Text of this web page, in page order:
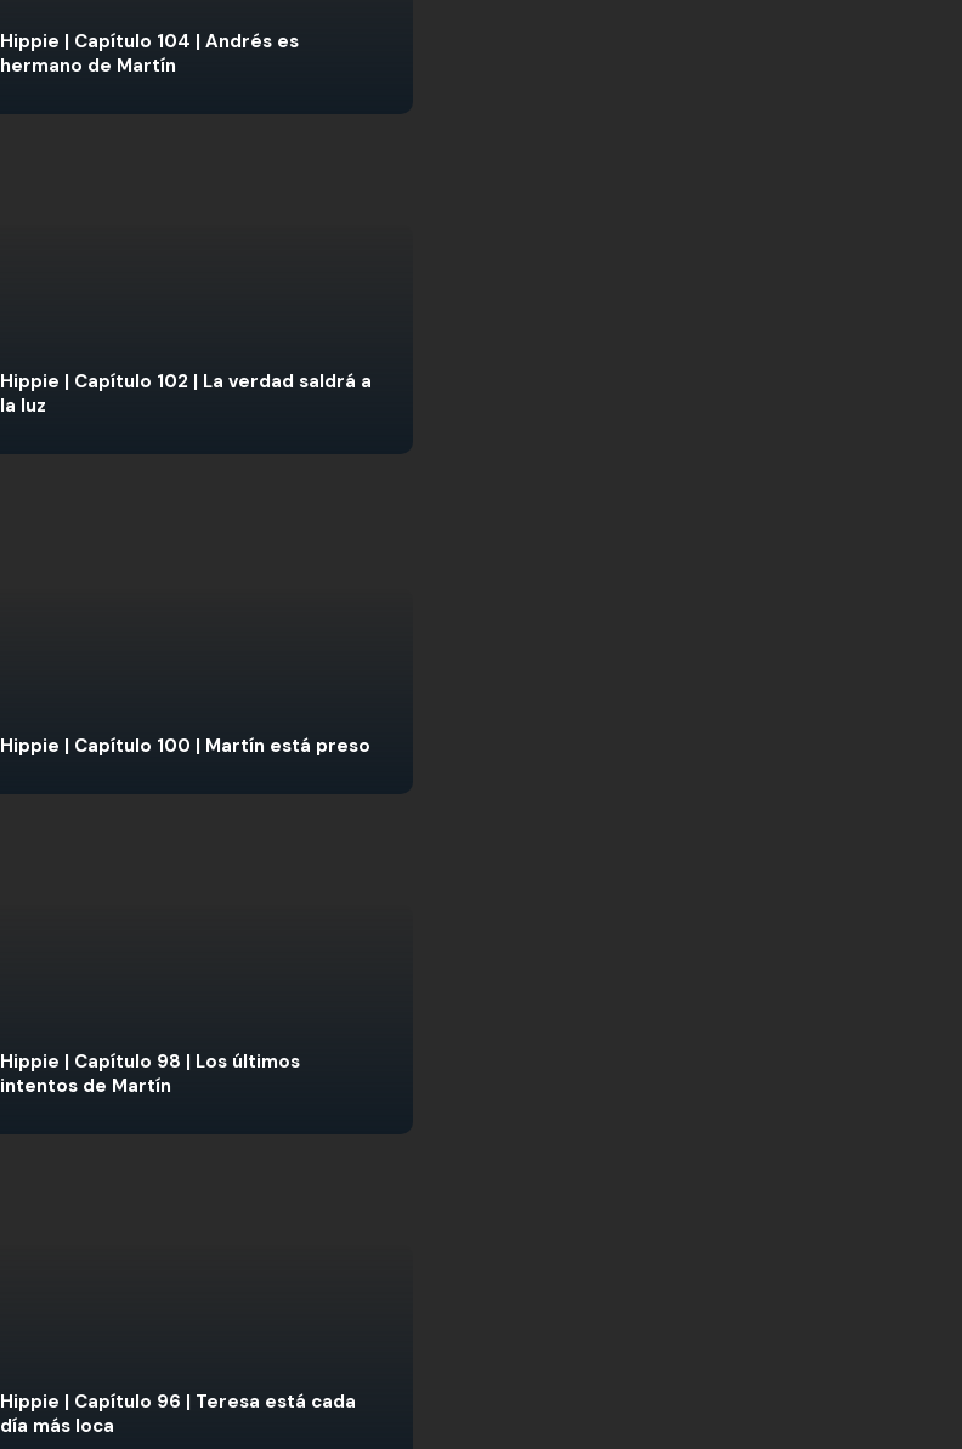
Hippie | Capítulo 104 | Andrés es
hermano de Martín
Hippie | Capítulo 102 | La verdad saldrá a
la luz
Hippie | Capítulo 100 | Martín está preso
Hippie | Capítulo 98 | Los últimos
intentos de Martín
Hippie | Capítulo 96 | Teresa está cada
día más loca